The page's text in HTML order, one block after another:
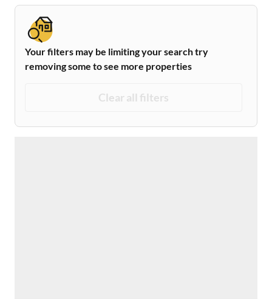
Your filters may be limiting your search try
removing some to see more properties
Clear all filters